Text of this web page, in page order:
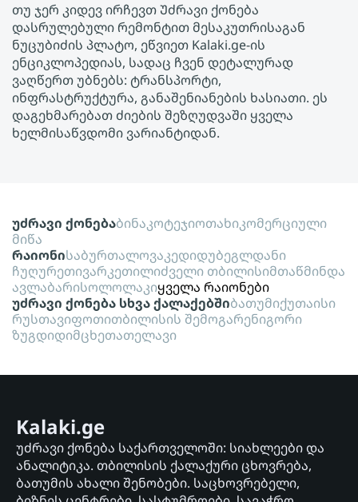
თუ ჯერ კიდევ ირჩევთ Უძრავი ქონება
დასრულებული რემონტით მესაკუთრისაგან
ნუცუბიძის პლატო, ეწვიეთ Kalaki.ge-ის
ენციკლოპედიას, სადაც ჩვენ დეტალურად
ვაღწერთ უბნებს: ტრანსპორტი,
ინფრასტრუქტურა, განაშენიანების ხასიათი. ეს
დაგეხმარებათ ძიების შეზღუდვაში ყველა
ხელმისაწვდომი ვარიანტიდან.
უძრავი ქონებაბინაკოტეჯიოთახიკომერციული
მიწა
რაიონისაბურთალოვაკედიდუბეგლდანი
ჩუღურეთივარკეთილიძველი თბილისიმთაწმინდა
ავლაბარისოლოლაკიყველა რაიონები
უძრავი ქონება სხვა ქალაქებშიბათუმიქუთაისი
რუსთავიფოთითბილისის შემოგარენიგორი
ზუგდიდიმცხეთათელავი
Kalaki.ge
უძრავი ქონება საქართველოში: სიახლეები და
ანალიტიკა. თბილისის ქალაქური ცხოვრება,
ბათუმის ახალი შენობები. საცხოვრებელი,